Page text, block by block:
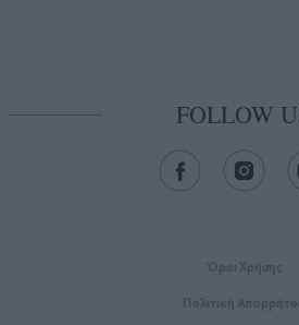
FOLLOW
Όροι Xρήσης
Πολιτική